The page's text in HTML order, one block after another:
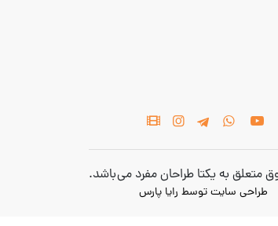
متعلق به یکتا طراحان مفرد می باشد.
طراحی سایتتوسط رایا پارس